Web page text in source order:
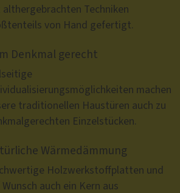
althergebrachten Techniken
von Hand gefertigt.
Denkmal gerecht
machen
traditionellen Haustüren auch zu
Einzelstücken.
Wärmedämmung
Holzwerkstoffplatten und
Wunsch auch ein Kern aus